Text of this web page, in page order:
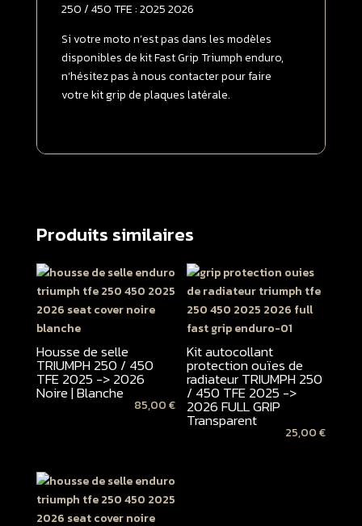
250 / 450 TFE : 2025 2026
Si votre moto n’est pas dans les modèles
disponibles de kit Fast Grip Triumph enduro,
n’hésitez pas à nous contacter pour faire
votre kit grip de plaques latérale.
Produits similaires
Housse de selle
TRIUMPH 250 / 450
TFE 2025 -> 2026
Noire | Blanche
85,00€
Kit autocollant
protection ouïes de
radiateur TRIUMPH 250
/ 450 TFE 2025 ->
2026 FULL GRIP
Transparent
25,00€